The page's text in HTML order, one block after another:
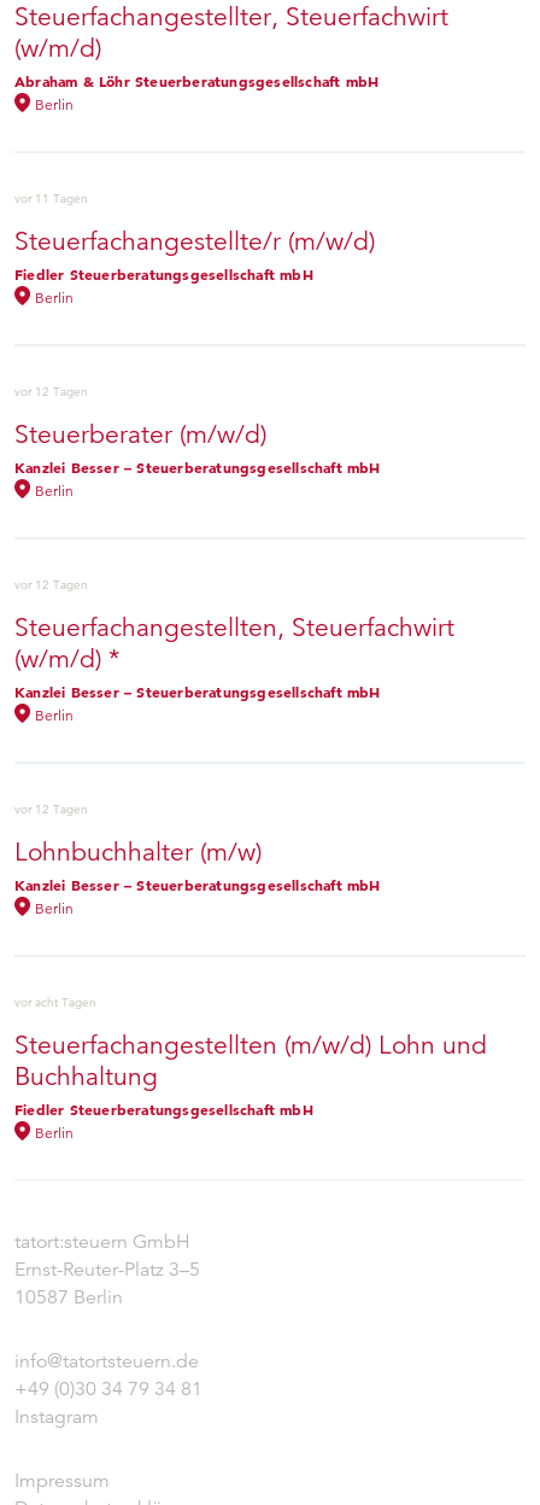
Steuerfachangestellter, Steuerfachwirt
(w/m/d)
Abraham & Löhr Steuerberatungsgesellschaft mbH
Berlin
vor 11 Tagen
Steuerfachangestellte/r (m/w/d)
Fiedler Steuerberatungsgesellschaft mbH
Berlin
vor 12 Tagen
Steuerberater (m/w/d)
Kanzlei Besser – Steuerberatungsgesellschaft mbH
Berlin
vor 12 Tagen
Steuerfachangestellten, Steuerfachwirt
(w/m/d) *
Kanzlei Besser – Steuerberatungsgesellschaft mbH
Berlin
vor 12 Tagen
Lohnbuchhalter (m/w)
Kanzlei Besser – Steuerberatungsgesellschaft mbH
Berlin
vor acht Tagen
Steuerfachangestellten (m/w/d) Lohn und
Buchhaltung
Fiedler Steuerberatungsgesellschaft mbH
Berlin
tatort:steuern GmbH
Ernst-Reuter-Platz 3–5
10587 Berlin
info@tatortsteuern.de
+49 (0)30 34 79 34 81
Instagram
Impressum